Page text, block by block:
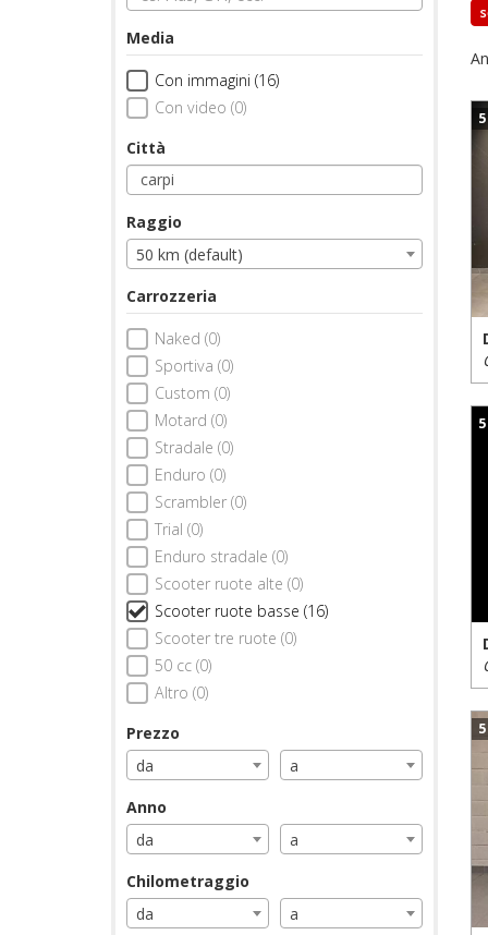
Media
Con immagini (16)
Con video (0)
Città
Raggio
50 km (default)
Carrozzeria
Naked (0)
Sportiva (0)
Custom (0)
Motard (0)
Stradale (0)
Enduro (0)
Scrambler (0)
Trial (0)
Enduro stradale (0)
Scooter ruote alte (0)
Scooter ruote basse (16)
Scooter tre ruote (0)
50 cc (0)
Altro (0)
Prezzo
da
a
Anno
da
a
Chilometraggio
da
a